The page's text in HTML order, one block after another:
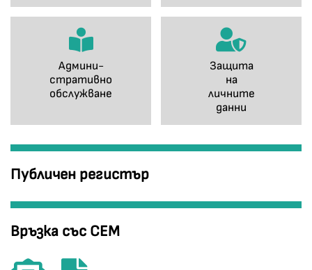
Админи-
стративно
обслужване
Защита
на
личните
данни
Публичен регистър
Връзка със СЕМ